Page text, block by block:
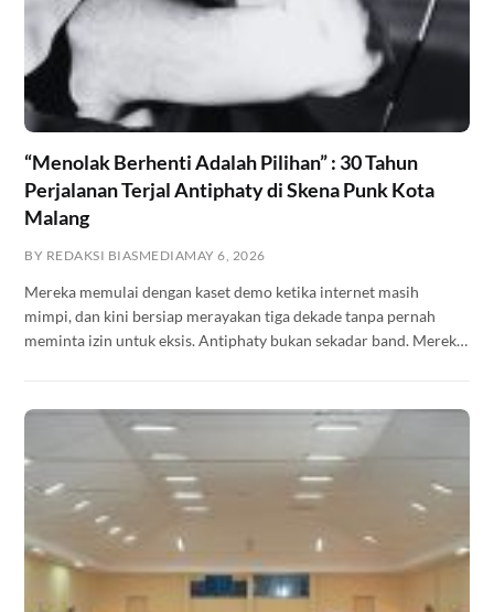
“Menolak Berhenti Adalah Pilihan” : 30 Tahun
Perjalanan Terjal Antiphaty di Skena Punk Kota
Malang
BY REDAKSI BIASMEDIAMAY 6, 2026
Mereka memulai dengan kaset demo ketika internet masih
mimpi, dan kini bersiap merayakan tiga dekade tanpa pernah
meminta izin untuk eksis. Antiphaty bukan sekadar band. Mereka